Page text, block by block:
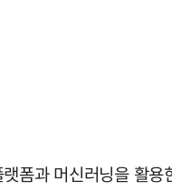
폼과 머신러닝을 활